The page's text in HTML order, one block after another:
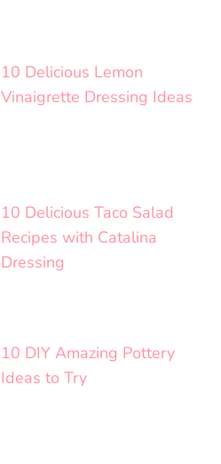
10 Delicious Lemon
Vinaigrette Dressing Ideas
10 Delicious Taco Salad
Recipes with Catalina
Dressing
10 DIY Amazing Pottery
Ideas to Try